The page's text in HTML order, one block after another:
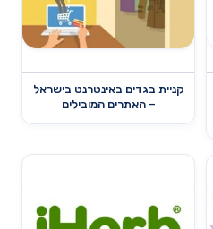
קניית בגדים באינטרנט בישראל
– האתרים המובילים